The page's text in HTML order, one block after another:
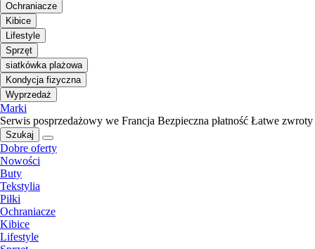
Ochraniacze
Kibice
Lifestyle
Sprzęt
siatkówka plażowa
Kondycja fizyczna
Wyprzedaż
Marki
Serwis posprzedażowy we Francja Bezpieczna płatność Łatwe zwroty
Szukaj
Dobre oferty
Nowości
Buty
Tekstylia
Piłki
Ochraniacze
Kibice
Lifestyle